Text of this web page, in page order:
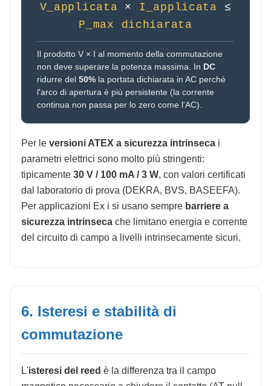
V_applicata × I_applicata ≤
P_max dichiarata
Il prodotto V × I al momento della commutazione
non deve superare la potenza massima. In DC
ridurre del 50% la portata dichiarata in AC perché
l'arco di apertura è più persistente (la corrente
continua non passa per lo zero come l'AC).
Per le versioni ATEX a sicurezza intrinseca i
parametri elettrici sono molto più stringenti:
tipicamente 30 V / 100 mA / 3 W, con valori certificati
dal laboratorio di prova (DEKRA, BVS, BASEEFA).
Per applicazioni Ex i si usano sempre barriere a
sicurezza intrinseca che limitano energia e corrente
del circuito di campo a livelli intrinsecamente sicuri.
6. Isteresi e stabilità di
commutazione
L'isteresi del reed è la differenza tra il campo